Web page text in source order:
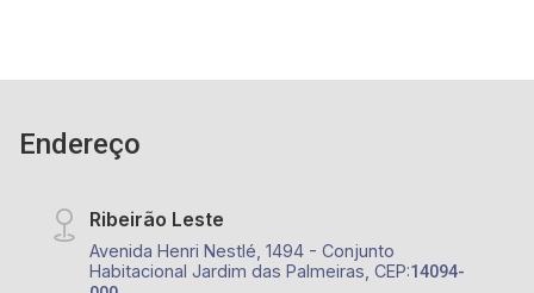
Endereço
Ribeirão Leste
Avenida Henri Nestlé, 1494 - Conjunto
Habitacional Jardim das Palmeiras, CEP:14094-